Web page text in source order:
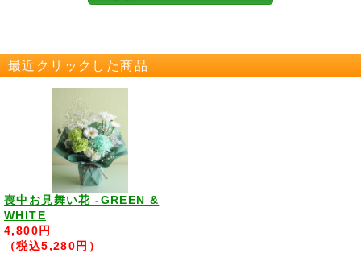
最近クリックした商品
喪中お見舞い花 -GREEN &
WHITE
4,800円
（税込5,280円）